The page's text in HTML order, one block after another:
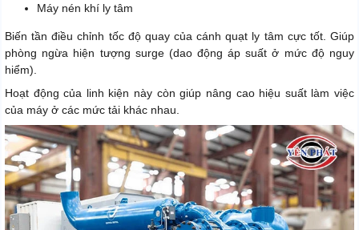
Máy nén khí ly tâm
Biến tần điều chỉnh tốc độ quay của cánh quạt ly tâm cực tốt. Giúp
phòng ngừa hiện tượng surge (dao động áp suất ở mức độ nguy
hiểm).
Hoạt động của linh kiện này còn giúp nâng cao hiệu suất làm việc
của máy ở các mức tải khác nhau.